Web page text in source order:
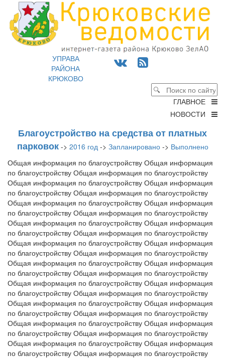
УПРАВА
РАЙОНА
КРЮКОВО
ГЛАВНОЕ
НОВОСТИ
Благоустройство на средства от платных
парковок-> 2016 год-> Запланировано-> Выполнено
Общая информация по благоустройству Общая информация
по благоустройству Общая информация по благоустройству
Общая информация по благоустройству Общая информация
по благоустройству Общая информация по благоустройству
Общая информация по благоустройству Общая информация
по благоустройству Общая информация по благоустройству
Общая информация по благоустройству Общая информация
по благоустройству Общая информация по благоустройству
Общая информация по благоустройству Общая информация
по благоустройству Общая информация по благоустройству
Общая информация по благоустройству Общая информация
по благоустройству Общая информация по благоустройству
Общая информация по благоустройству Общая информация
по благоустройству Общая информация по благоустройству
Общая информация по благоустройству Общая информация
по благоустройству Общая информация по благоустройству
Общая информация по благоустройству Общая информация
по благоустройству Общая информация по благоустройству
Общая информация по благоустройству Общая информация
по благоустройству Общая информация по благоустройству